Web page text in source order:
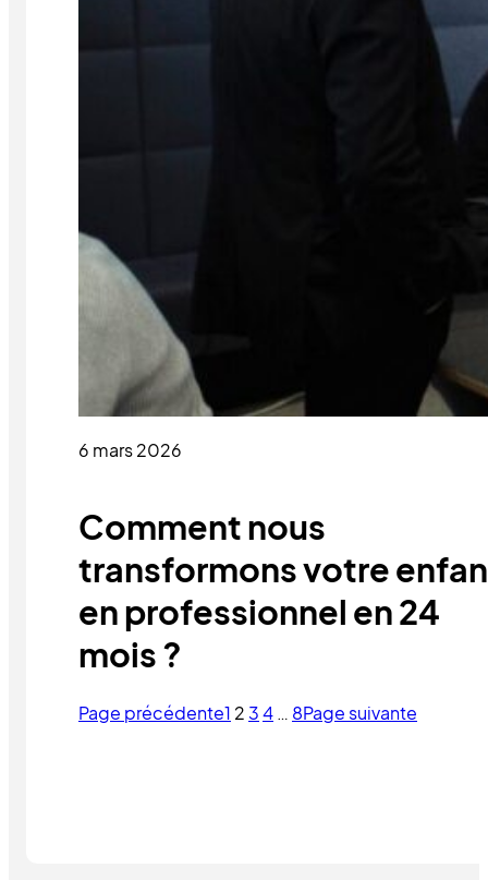
6 mars 2026
Comment nous
transformons votre
en professionnel en 24
mois ?
Page précédente1 2 34 … 8Page suivante